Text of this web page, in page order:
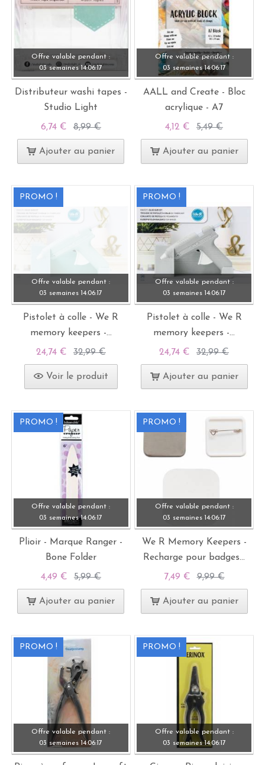
Offre valable pendant :
03 semaines 14:06:15
Distributeur washi tapes -
Studio Light
6,74 € 8,99 €
Ajouter au panier
Offre valable pendant :
03 semaines 14:06:15
AALL and Create - Bloc
acrylique - A7
4,12 € 5,49 €
Ajouter au panier
PROMO !
Offre valable pendant :
03 semaines 14:06:15
Pistolet à colle - We R
memory keepers -...
24,74 € 32,99 €
Voir le produit
PROMO !
Offre valable pendant :
03 semaines 14:06:15
Pistolet à colle - We R
memory keepers -...
24,74 € 32,99 €
Ajouter au panier
PROMO !
Offre valable pendant :
03 semaines 14:06: 15
Plioir - Marque Ranger -
Bone Folder
4,49 € 5,99 €
Ajouter au panier
PROMO !
Offre valable pendant :
03 semaines
14:06:15
We R Memory Keepers -
Recharge pour badges...
7,49 € 9,99 €
Ajouter au panier
PROMO !
Offre valable pendant :
03 semaines 14:06:15
PROMO !
Offre valable pendant :
03 semaines 14:06:15